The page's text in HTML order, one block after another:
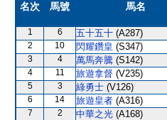
名次 馬號 馬名
1 6 五十五十 (A287)
2 10 閃耀鑽皇 (S347)
3 4 萬馬奔騰 (S142)
4 11 旅遊拿督 (V235)
5 3 綠勇士 (V126)
6 14 旅遊皇者 (A316)
7 2 中華之光 (A168)